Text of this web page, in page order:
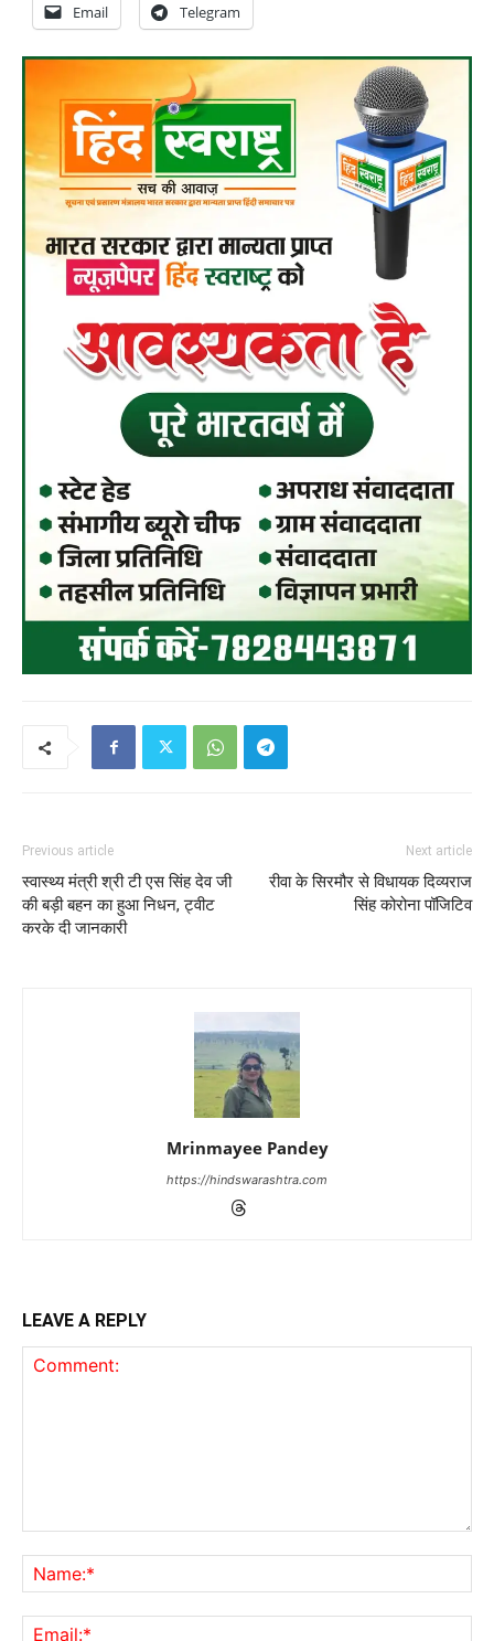
Email Telegram
Previous article
स्वास्थ्य मंत्री श्री टी एस सिंह देव जी
की बड़ी बहन का हुआ निधन, ट्वीट
करके दी जानकारी
Next article
रीवा के सिरमौर से विधायक दिव्यराज
सिंह कोरोना पॉजिटिव
Mrinmayee Pandey
https://hindswarashtra.com
LEAVE A REPLY